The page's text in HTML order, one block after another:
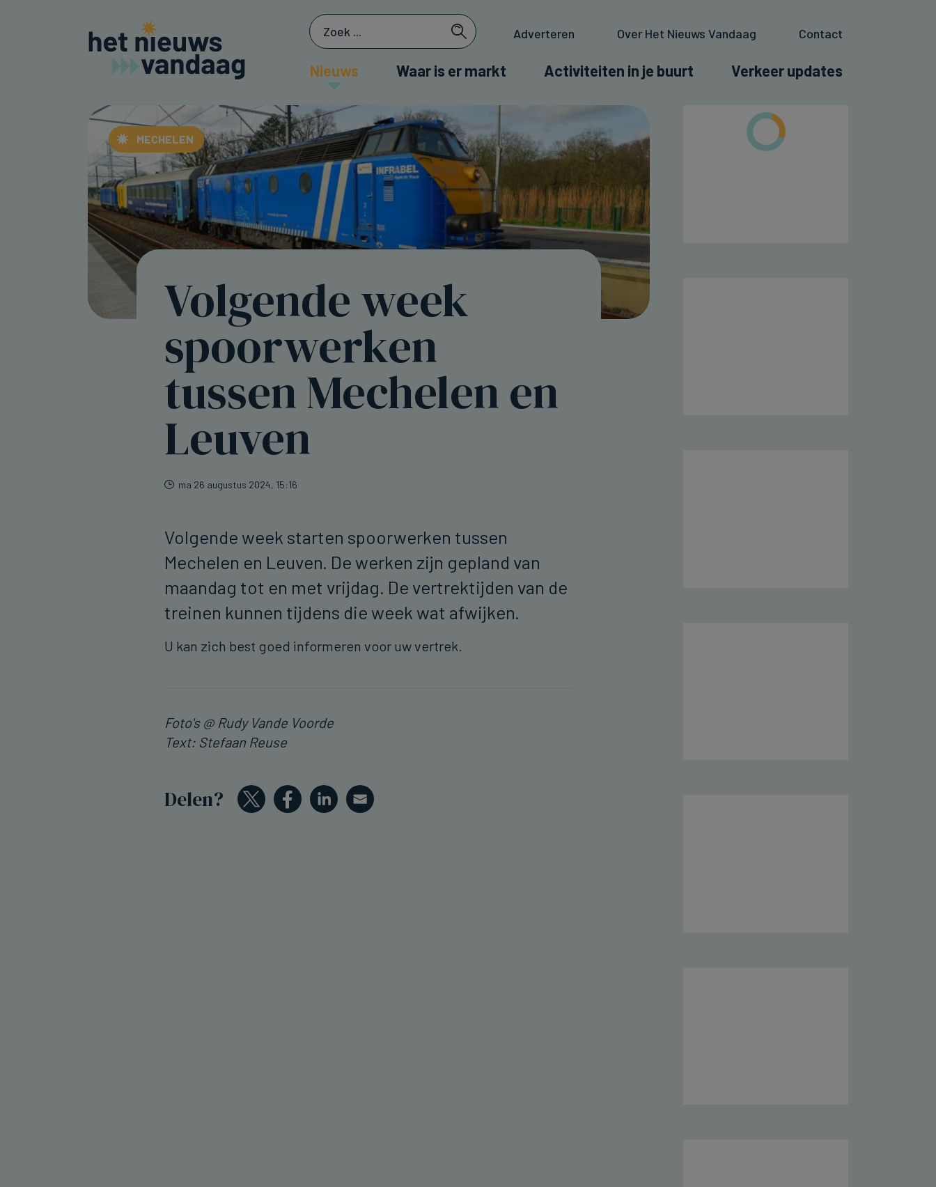
Adverteren Over Het Nieuws Vandaag Contact
Nieuws Waar is er markt Activiteiten in je buurt Verkeer updates
MECHELEN
Volgende week
spoorwerken
tussen Mechelen en
Leuven
ma 26 augustus 2024, 15:16
Volgende week starten spoorwerken tussen
Mechelen en Leuven. De werken zijn gepland van
maandag tot en met vrijdag. De vertrektijden van de
treinen kunnen tijdens die week wat afwijken.
U kan zich best goed informeren voor uw vertrek.
Foto's @ Rudy Vande Voorde
Text: Stefaan Reuse
Delen?